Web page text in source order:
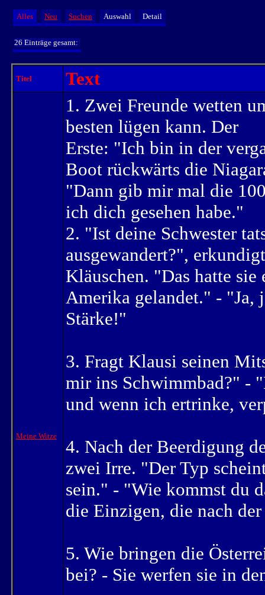
Alles Neu Suchen Auswahl Detail
26 Einträge gesamt:
Titel Text
Meine Witze
1. Zwei Freunde wetten
besten lügen kann. Der
Erste: "Ich bin in der
Boot rückwärts die
"Dann gib mir mal die
ich dich gesehen habe."
2. "Ist deine Schwester
ausgewandert?",
Kläuschen. "Das hatte
Amerika gelandet." - "Ja,
Stärke!"
3. Fragt Klausi seinen
mir ins Schwimmbad?" -
und wenn ich ertrinke,
4. Nach der Beerdigung
zwei Irre. "Der Typ
sein." - "Wie kommst du
die Einzigen, die nach
5. Wie bringen die
bei? - Sie werfen sie in